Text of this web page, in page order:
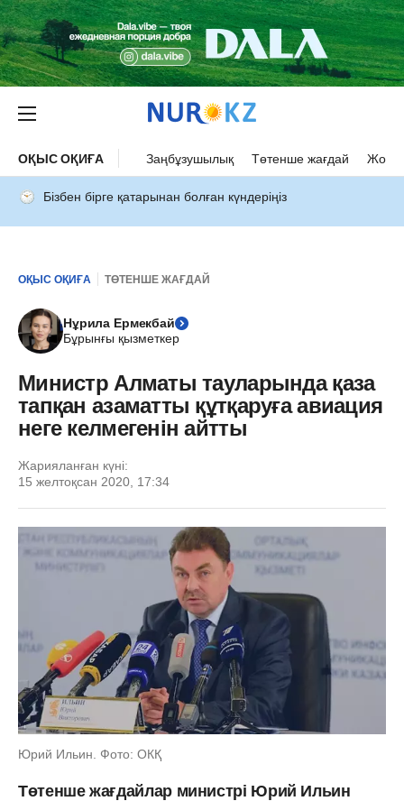
ОҚЫС ОҚИҒА Заңбұзушылық Төтенше жағдай Жол
Бізбен бірге қатарынан болған күндеріңіз
ОҚЫС ОҚИҒА ТӨТЕНШЕ ЖАҒДАЙ
Нұрила Ермекбай
Бұрынғы қызметкер
Министр Алматы тауларында қаза
тапқан азаматты құтқаруға авиация
неге келмегенін айтты
Жарияланған күні:
15 желтоқсан 2020, 17:34
Юрий Ильин. Фото: ОКҚ
Төтенше жағдайлар министрі Юрий Ильин